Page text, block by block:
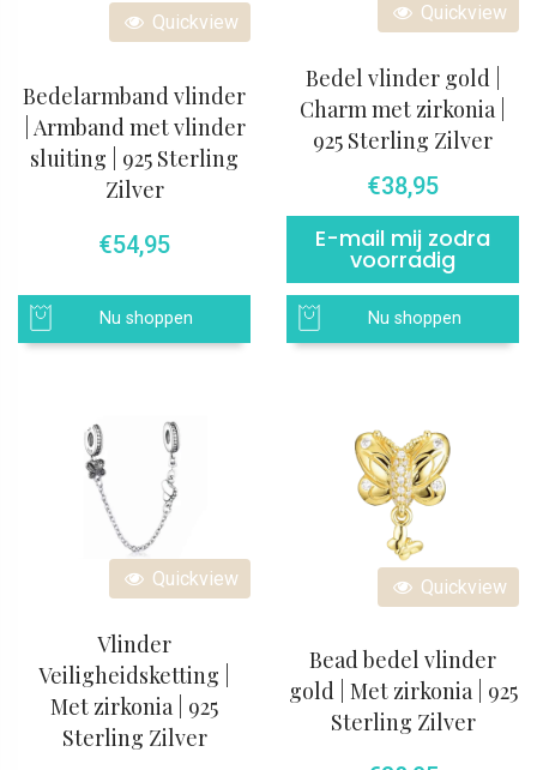
Quickview
Bedelarmband vlinder
| Armband met vlinder
sluiting | 925 Sterling
Zilver
€54,95
Nu shoppen
Quickview
Bedel vlinder gold |
Charm met zirkonia |
925 Sterling Zilver
€38,95
E-mail mij zodra
voorradig
Nu shoppen
Quickview
Vlinder
Veiligheidsketting |
Met zirkonia | 925
Sterling Zilver
Quickview
Bead bedel vlinder
gold | Met zirkonia | 925
Sterling Zilver